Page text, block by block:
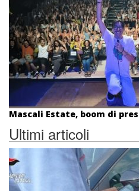
Mascali Estate, boom di
Ultimi articoli